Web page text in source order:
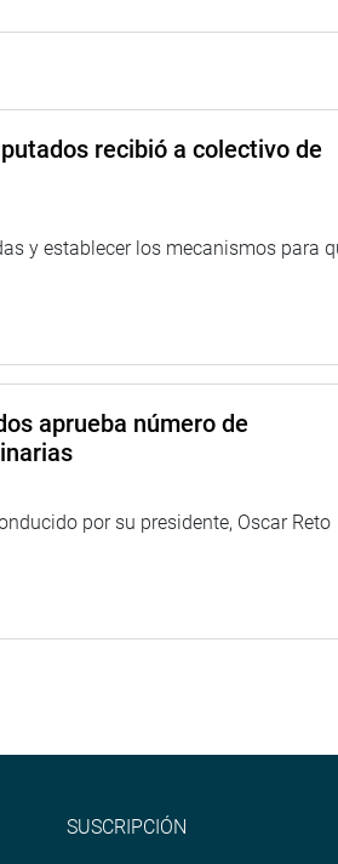
recibió a colectivo de
y establecer los mecanismos para
aprueba número de
por su presidente, Oscar Reto
SUSCRIPCIÓN